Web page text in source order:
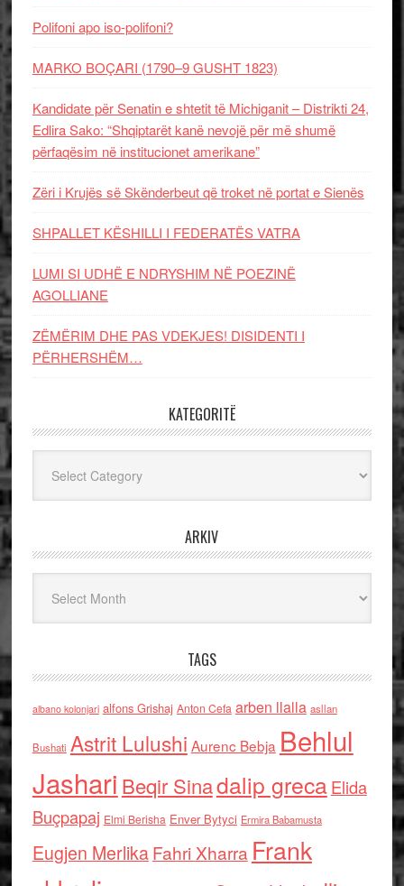
Polifoni apo iso-polifoni?
MARKO BOÇARI (1790–9 GUSHT 1823)
Kandidate për Senatin e shtetit të Michiganit – Distrikti 24,
Edlira Sako: “Shqiptarët kanë nevojë për më shumë
përfaqësim në institucionet amerikane”
Zëri i Krujës së Skënderbeut që troket në portat e Sienës
SHPALLET KËSHILLI I FEDERATËS VATRA
LUMI SI UDHË E NDRYSHIM NË POEZINË
AGOLLIANE
ZËMËRIM DHE PAS VDEKJES! DISIDENTI I
PËRHERSHËM…
KATEGORITË
ARKIV
TAGS
albano kolonjari alfons Grishaj Anton Cefa arben llalla asllan
Bushati Astrit Lulushi Aurenc Bebja Behlul
Jashari Beqir Sinadalip grecaElida
Buçpapaj Elmi Berisha Enver Bytyci Ermira Babamusta
Eugjen MerlikaFahri Xharra Frank